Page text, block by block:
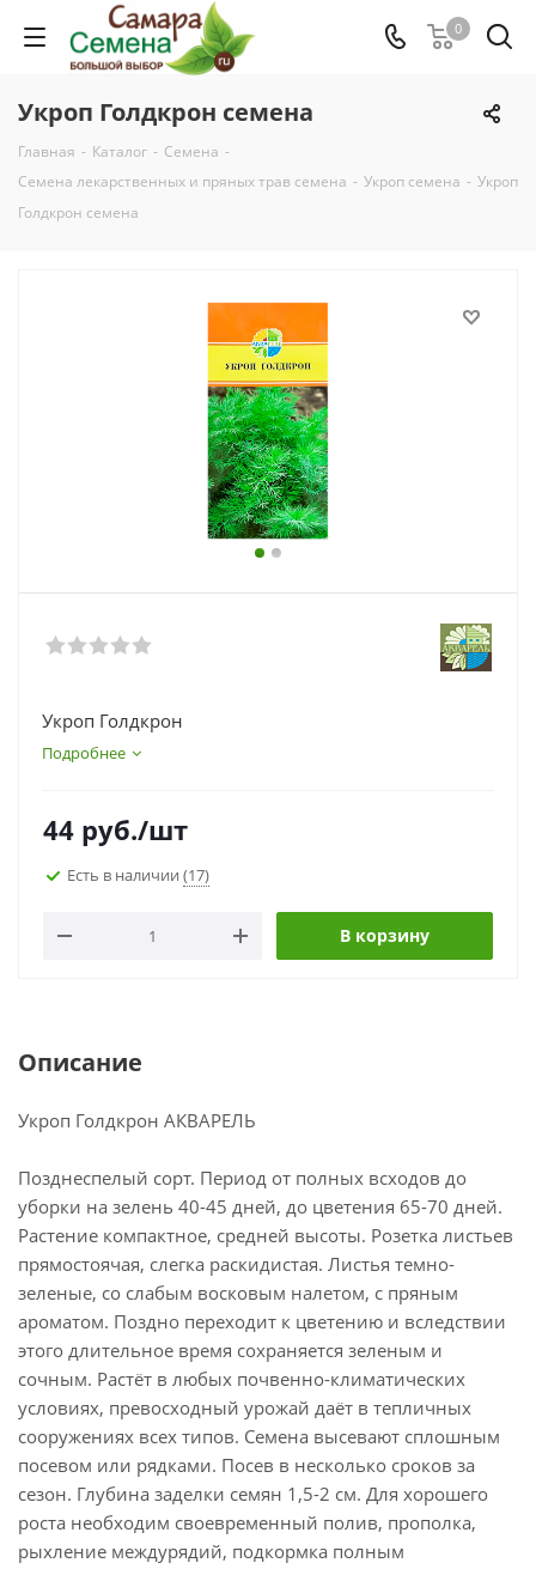
0
Укроп Голдкрон семена
Главная - Каталог - Семена -
Семена лекарственных и пряных трав семена - Укроп семена - Укроп
Голдкрон семена
Укроп Голдкрон
Подробнее
44 руб./шт
Есть в наличии (17)
В корзину
Описание
Укроп Голдкрон АКВАРЕЛЬ
Позднеспелый сорт. Период от полных всходов до
уборки на зелень 40-45 дней, до цветения 65-70 дней.
Растение компактное, средней высоты. Розетка листьев
прямостоячая, слегка раскидистая. Листья темно-
зеленые, со слабым восковым налетом, с пряным
ароматом. Поздно переходит к цветению и вследствии
этого длительное время сохраняется зеленым и
сочным. Растёт в любых почвенно-климатических
условиях, превосходный урожай даёт в тепличных
сооружениях всех типов. Семена высевают сплошным
посевом или рядками. Посев в несколько сроков за
сезон. Глубина заделки семян 1,5-2 см. Для хорошего
роста необходим своевременный полив, прополка,
рыхление междурядий, подкормка полным